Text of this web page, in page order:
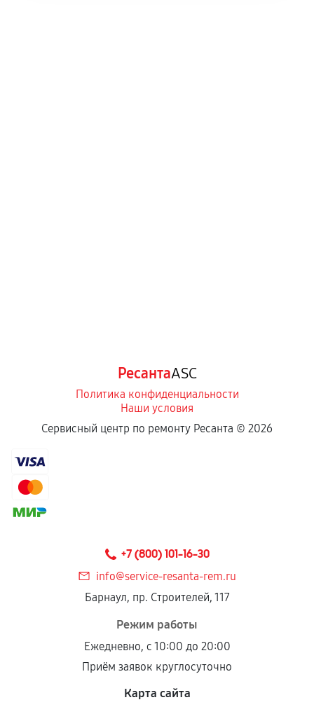
РесантаASC
Политика конфиденциальности
Наши условия
Сервисный центр по ремонту Ресанта © 2026
+7 (800) 101-16-30
info@service-resanta-rem.ru
Барнаул, пр. Строителей, 117
Режим работы
Ежедневно, с 10:00 до 20:00
Приём заявок круглосуточно
Карта сайта